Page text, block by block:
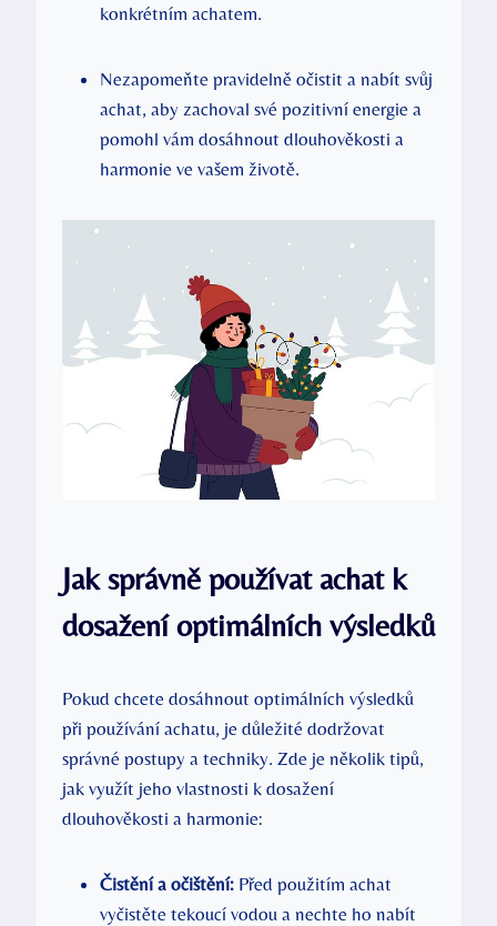
konkrétním achatem.
Nezapomeňte pravidelně očistit a nabít svůj
achat, aby zachoval své pozitivní energie a
pomohl vám dosáhnout dlouhověkosti a
harmonie ve vašem životě.
Jak správně používat achat k
dosažení optimálních výsledků
Pokud chcete dosáhnout optimálních výsledků
při používání achatu, je důležité dodržovat
správné postupy a techniky. Zde je několik tipů,
jak využít jeho vlastnosti k dosažení
dlouhověkosti a harmonie:
Čistění a očištění: Před použitím achat
vyčistěte tekoucí vodou a nechte ho nabít